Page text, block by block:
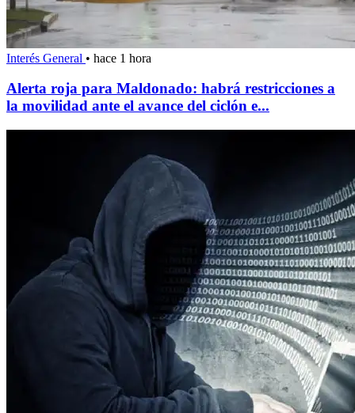
Interés General • hace 1 hora
Alerta roja para Maldonado: habrá restricciones a
la movilidad ante el avance del ciclón e...